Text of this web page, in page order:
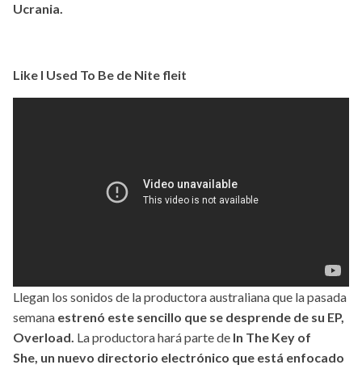
Ucrania.
Like I Used To Be de Nite fleit
Llegan los sonidos de la productora australiana que la pasada
semana estrenó este sencillo que se desprende de su EP,
Overload. La productora hará parte de In The Key of
She, un nuevo directorio electrónico que está enfocado